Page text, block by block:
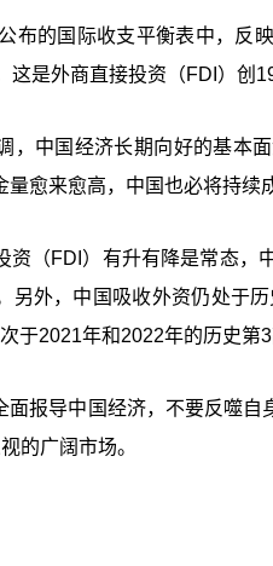
布的国际收支平衡表中，反
是外商直接投资（FDI）创
，中国经济长期向好的基本
愈来愈高，中国也必将持续
资（FDI）有升有降是常态
另外，中国吸收外资仍处于
于2021年和2022年的历史第
面报导中国经济，不要反噬
的广阔市场。